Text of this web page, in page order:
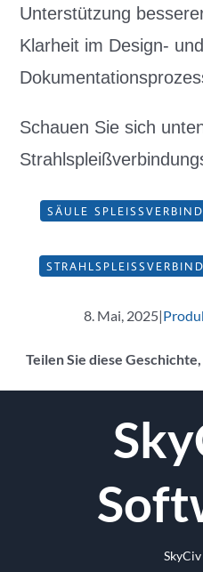
Unterstützung
Klarheit im Design- und
Schauen Sie sich
SÄULE
8. Mai, 2025|
Teilen Sie diese